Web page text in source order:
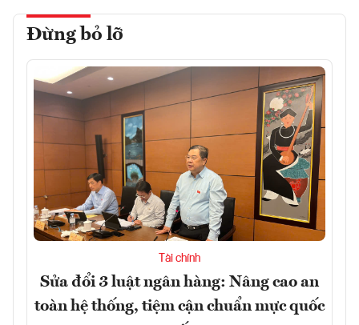
Đừng bỏ lỡ
Tài chính
Sửa đổi 3 luật ngân hàng: Nâng cao an
toàn hệ thống, tiệm cận chuẩn mực quốc